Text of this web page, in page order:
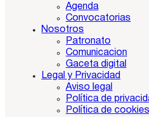
Agenda
Convocatorias
Nosotros
Patronato
Comunicacion
Gaceta digital
Legal y Privacidad
Aviso legal
Política de
Política de cookies